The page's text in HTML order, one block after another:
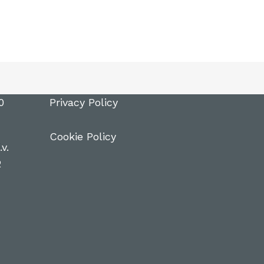
Privacy Policy
Cookie Policy